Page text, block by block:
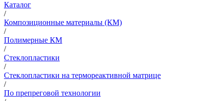
Каталог
/
Композиционные материалы (КМ)
/
Полимерные КМ
/
Стеклопластики
/
Стеклопластики на термореактивной матрице
/
По препреговой технологии